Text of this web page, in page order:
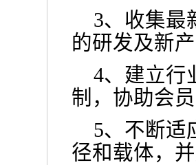
3、收集最
的研发及新
4、建立行
制，协助会
5、不断适
径和载体，